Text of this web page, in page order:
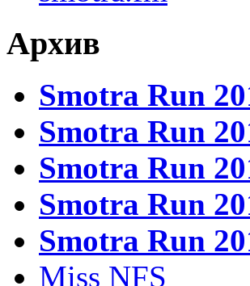
Архив
Smotra Run
Smotra Run
Smotra Run
Smotra Run
Smotra Run
Miss NFS